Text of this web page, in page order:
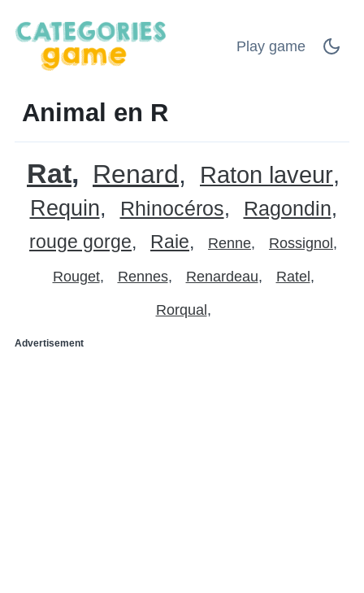
Play game
Animal en R
Rat Renard Raton laveur
Requin Rhinocéros Ragondin
rouge gorge Raie Renne Rossignol
Rouget Rennes Renardeau Ratel
Rorqual
Advertisement